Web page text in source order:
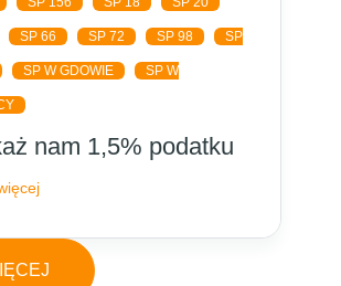
SP 66 SP 72 SP 98 SP
SP W GDOWIE SP W
nam 1,5% podatku